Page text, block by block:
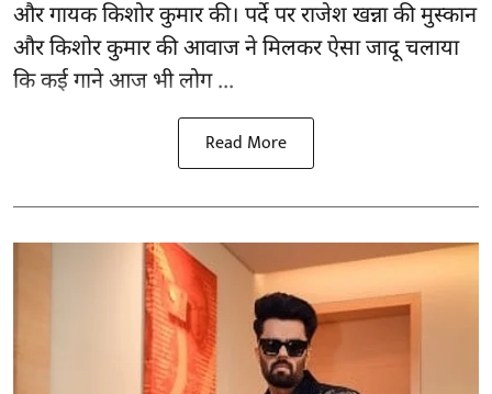
और गायक किशोर कुमार की। पर्दे पर राजेश खन्ना की मुस्कान
और किशोर कुमार कीआवाजने मिलकर ऐसा जादू चलाया
कि कई गाने आज भी लोग ...
Read More